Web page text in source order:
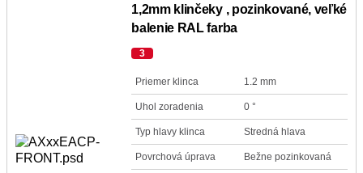
1,2mm klinčeky , pozinkované, veľké
balenie RAL farba
3
Priemer klinca 1.2 mm
Uhol zoradenia 0 °
Typ hlavy klinca Stredná hlava
Povrchová úprava Bežne pozinkovaná